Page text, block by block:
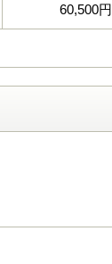
60,500円